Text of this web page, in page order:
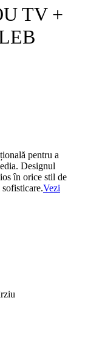
TV +
pentru a
Designul
în orice stil de
Vezi